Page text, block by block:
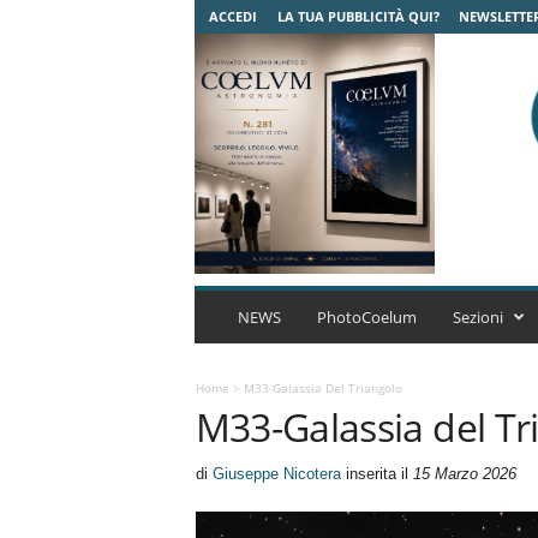
ACCEDI LA TUA PUBBLICITÀ QUI?
C
A
r
NEWS PhotoCoelum Sezioni
Home > M33-Galassia Del Triangolo
M33-Galassia del
di Giuseppe Nicoterainserita il 15 Marzo 2026